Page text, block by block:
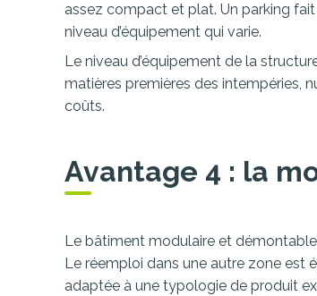
assez compact et plat. Un parking fait
niveau d’équipement qui varie.
Le niveau d’équipement de la
matières premières des intempéries,
coûts.
Avantage 4 : la
Le bâtiment modulaire et
Le réemploi dans une autre zone est
adaptée à une typologie de produit